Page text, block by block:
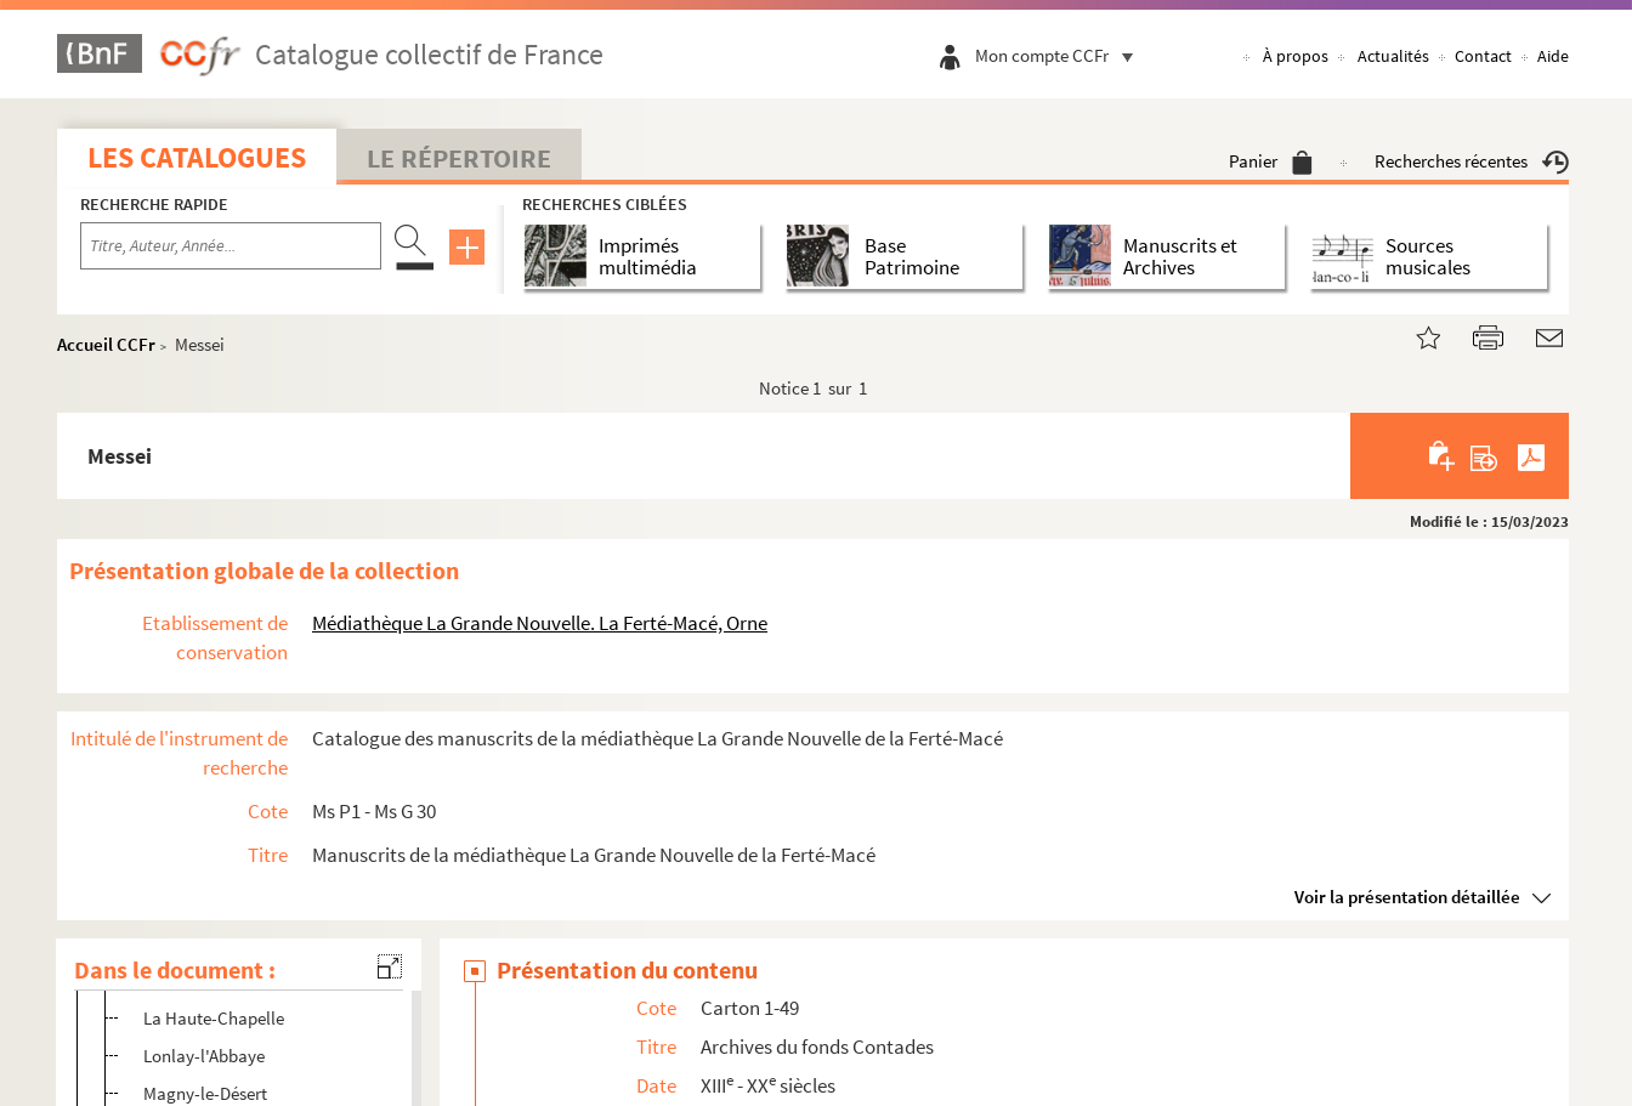
Catalogue collectif de France Mon compte CCFr À propos Actualités Contact Aide
LES CATALOGUES LE RÉPERTOIRE Panier Recherches récentes
RECHERCHE RAPIDE RECHERCHES CIBLÉES
Imprimés
multimédia
Base
Patrimoine
Manuscrits et
Archives
Sources
musicales
Accueil CCFr >
Messei
Notice 1 sur 1
Messei
Modifié le : 15/03/2023
Présentation globale de la collection
Etablissement de
conservation
Médiathèque La Grande Nouvelle. La Ferté-Macé, Orne
Intitulé de l'instrument de
recherche
Catalogue des manuscrits de la médiathèque La Grande Nouvelle de la Ferté-Macé
Cote
Ms P1 - Ms G 30
Titre
Manuscrits de la médiathèque La Grande Nouvelle de la Ferté-Macé
Voir la présentation détaillée
Dans le document :
24. Chartrier de Rânes : famille de Crequy (généalogie 888-v. 1750) et famille Delannoy alliés aux Saint...
25-26. Seigneuries diverses et correspondance de Pouqueville
29. Saint-Maurice-du-Désert : familles Guillochin, Lamarre, Moulin
30. Saint-Maurice-du-Désert : familles Guillochin, Lamarre, Moulin
31. Saint-Maurice-du-Désert : familles Guillochin, Lamarre, Moulin
31. Saint-Maurice du Désert : documents sans date et incomplets
33. Communes de l'Orne
La Baroche
Batilly
Le Châtellier
Couterne
La Ferté-Macé
Geneslay
La Haute-Chapelle
Lonlay-l'Abbaye
Magny-le-Désert
Présentation du contenu
Cote
Carton 1-49
Titre
Archives du fonds Contades
Date
XIIIe- XXesiècles